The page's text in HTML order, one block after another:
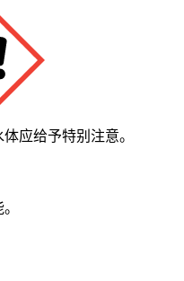
应给予特别注意。